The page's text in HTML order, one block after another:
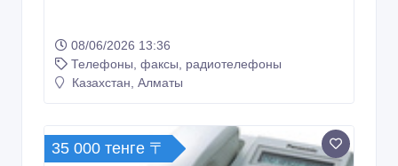
08/06/2026 13:36
Телефоны, факсы, радиотелефоны
Казахстан, Алматы
35 000 тенге 〒